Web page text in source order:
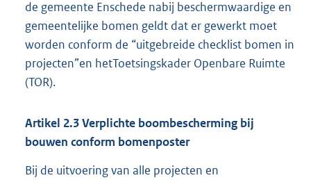
de gemeente Enschede nabij beschermwaardige en
gemeentelijke bomen geldt dat er gewerkt moet
worden conform de “uitgebreide checklist bomen in
projecten”en hetToetsingskader Openbare Ruimte
(TOR).
Artikel 2.3Verplichte boombescherming bij
bouwen conform bomenposter
Bij de uitvoering van alle projecten en